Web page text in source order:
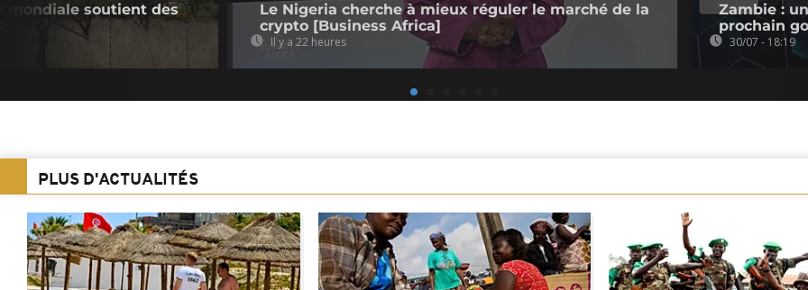
mondiale soutient des
Le Nigeria cherche à mieux réguler le marché de la
crypto [Business Africa]
Il y a 22 heures
Zambie :
prochain
30/07 - 18:19
PLUS D'ACTUALITÉS